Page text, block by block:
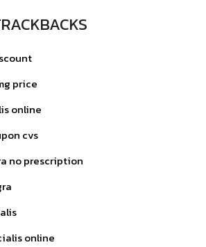
price
online
cvs
no prescription
online